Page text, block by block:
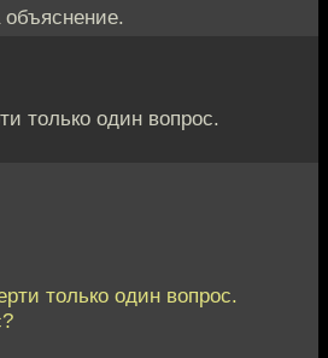
только один вопрос.
только один вопрос.